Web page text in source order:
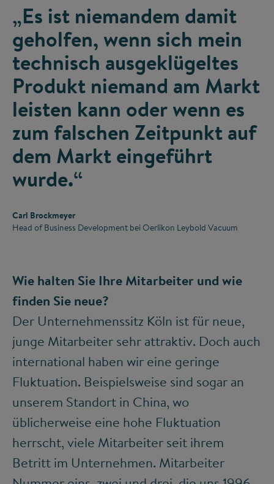
„Es ist niemandem damit
geholfen, wenn sich mein
technisch ausgeklügeltes
Produkt niemand am Markt
leisten kann oder wenn es
zum falschen Zeitpunkt auf
dem Markt eingeführt
wurde.“
Carl Brockmeyer
Head of Business Development bei Oerlikon Leybold Vacuum
Wie halten Sie Ihre Mitarbeiter und wie
finden Sie neue?
Der Unternehmenssitz Köln ist für neue,
junge Mitarbeiter sehr attraktiv. Doch auch
international haben wir eine geringe
Fluktuation. Beispielsweise sind sogar an
unserem Standort in China, wo
üblicherweise eine hohe Fluktuation
herrscht, viele Mitarbeiter seit ihrem
Betritt im Unternehmen. Mitarbeiter